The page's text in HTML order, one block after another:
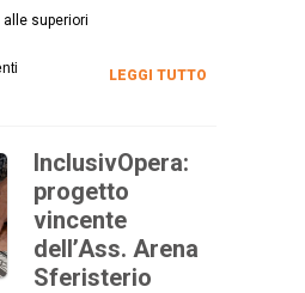
superiori
LEGGI TUTTO
InclusivOpera:
progetto
vincente
dell’Ass. Arena
Sferisterio